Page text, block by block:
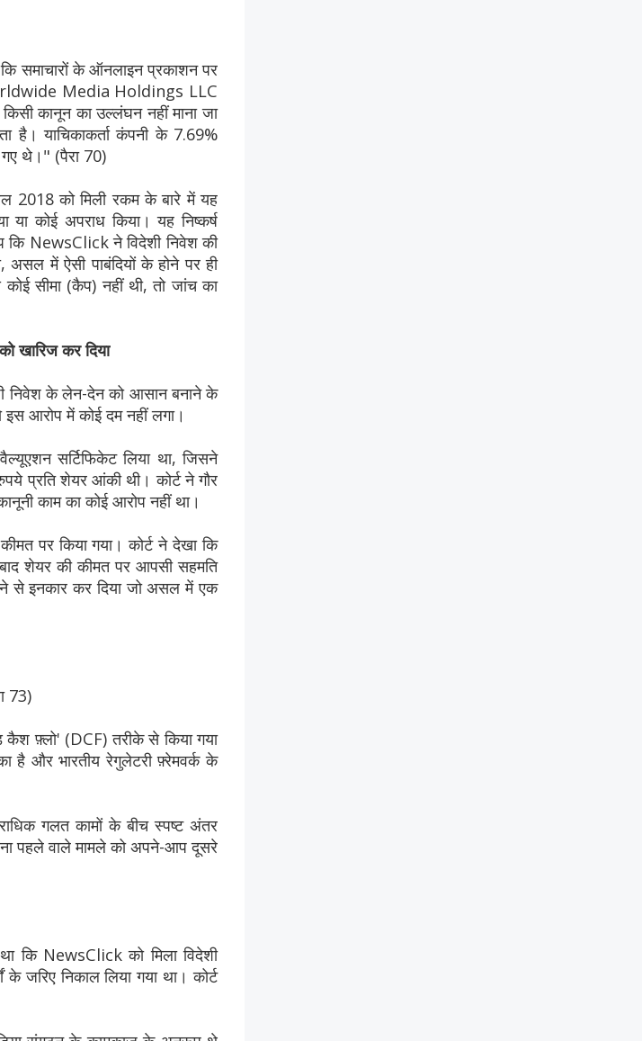
समाचारों के ऑनलाइन प्रकाशन पर
Media Holdings LLC
कानून का उल्लंघन नहीं माना जा
है। याचिकाकर्ता कंपनी के 7.69%
थे।" (पैरा 70)
2018 को मिली रकम के बारे में यह
कोई अपराध किया। यह निष्कर्ष
कि NewsClick ने विदेशी निवेश की
में ऐसी पाबंदियों के होने पर ही
कोई सीमा (कैप) नहीं थी, तो जांच का
खारिज कर दिया
निवेश के लेन-देन को आसान बनाने के
इस आरोप में कोई दम नहीं लगा।
सर्टिफिकेट लिया था, जिसने
प्रति शेयर आंकी थी। कोर्ट ने गौर
काम का कोई आरोप नहीं था।
पर किया गया। कोर्ट ने देखा कि
शेयर की कीमत पर आपसी सहमति
से इनकार कर दिया जो असल में एक
73)
कैश फ़्लो' (DCF) तरीके से किया गया
है और भारतीय रेगुलेटरी फ़्रेमवर्क के
गलत कामों के बीच स्पष्ट अंतर
पहले वाले मामले को अपने-आप दूसरे
कि NewsClick को मिला विदेशी
निकाल लिया गया था। कोर्ट